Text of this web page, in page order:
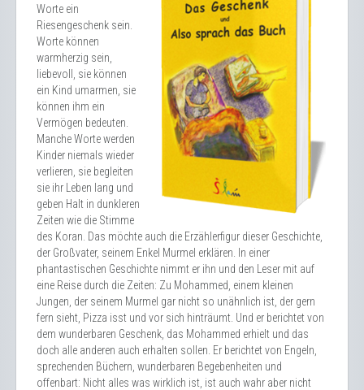
Worte ein
Riesengeschenk sein.
Worte können
warmherzig sein,
liebevoll, sie können
ein Kind umarmen, sie
können ihm ein
Vermögen bedeuten.
Manche Worte werden
Kinder niemals wieder
verlieren, sie begleiten
sie ihr Leben lang und
geben Halt in dunkleren
Zeiten wie die Stimme
des Koran. Das möchte auch die Erzählerfigur dieser Geschichte,
der Großvater, seinem Enkel Murmel erklären. In einer
phantastischen Geschichte nimmt er ihn und den Leser mit auf
eine Reise durch die Zeiten: Zu Mohammed, einem kleinen
Jungen, der seinem Murmel gar nicht so unähnlich ist, der gern
fern sieht, Pizza isst und vor sich hinträumt. Und er berichtet von
dem wunderbaren Geschenk, das Mohammed erhielt und das
doch alle anderen auch erhalten sollen. Er berichtet von Engeln,
sprechenden Büchern, wunderbaren Begebenheiten und
offenbart: Nicht alles was wirklich ist, ist auch wahr aber nicht